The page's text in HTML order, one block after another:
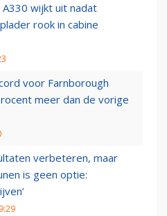
A330 wijkt uit nadat
rook in cabine
voor Farnborough
meer dan de vorige
verbeteren, maar
is geen optie: